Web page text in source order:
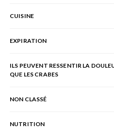
CUISINE
EXPIRATION
ILS PEUVENT RESSENTIR LA
QUE LES CRABES
NON CLASSÉ
NUTRITION